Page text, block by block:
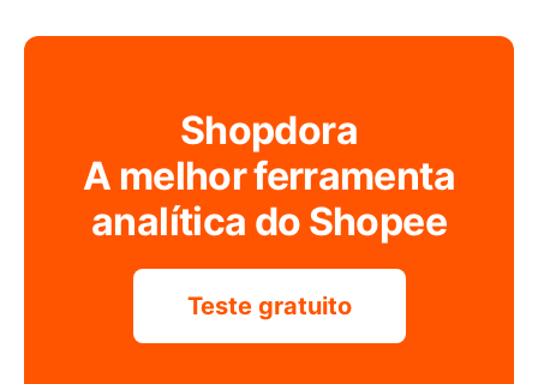
Shopdora
A melhor ferramenta
analítica do Shopee
Teste gratuito